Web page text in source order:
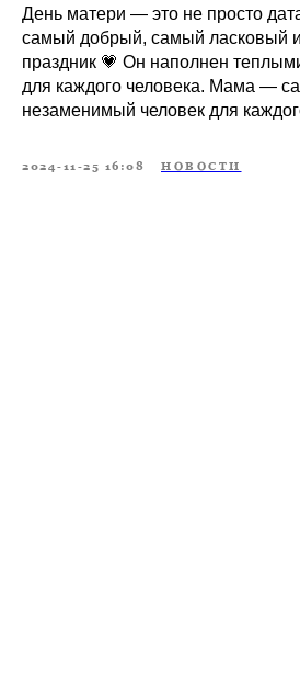
День матери — это не просто
самый добрый, самый ласковый
праздник 💗 Он наполнен
для каждого человека. Мама —
незаменимый человек для
2024-11-25 16:08 НОВОСТИ